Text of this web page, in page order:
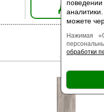
можете
Нажимая
обработки
Есть образец